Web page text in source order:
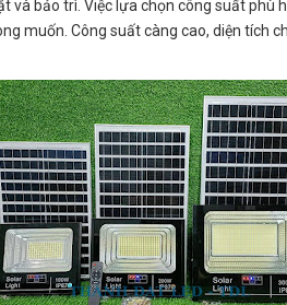
và bảo trì. Việc lựa chọn công suất phù
muốn. Công suất càng cao, diện tích